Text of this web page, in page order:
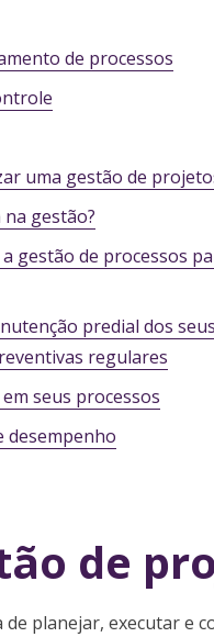
de processos
uma gestão de
gestão?
gestão de processos
predial dos
regulares
seus processos
desempenho
de
planejar, executar e